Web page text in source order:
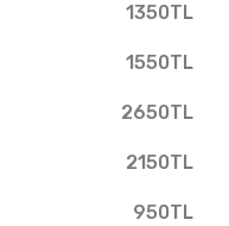
1350TL
1550TL
2650TL
2150TL
950TL